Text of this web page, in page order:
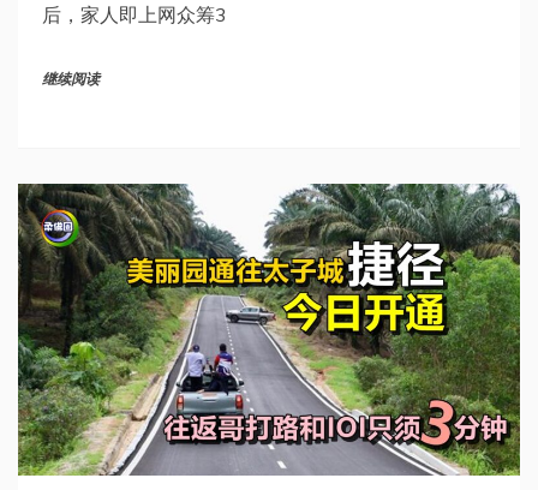
后，家人即上网众筹3
继续阅读